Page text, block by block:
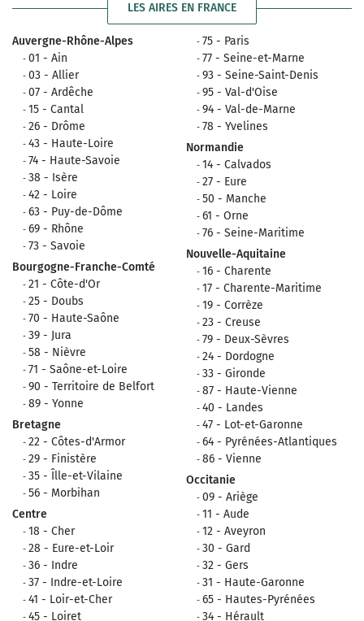
LES AIRES EN FRANCE
Auvergne-Rhône-Alpes
01 - Ain
03 - Allier
07 - Ardêche
15 - Cantal
26 - Drôme
43 - Haute-Loire
74 - Haute-Savoie
38 - Isère
42 - Loire
63 - Puy-de-Dôme
69 - Rhône
73 - Savoie
Bourgogne-Franche-Comté
21 - Côte-d'Or
25 - Doubs
70 - Haute-Saône
39 - Jura
58 - Nièvre
71 - Saône-et-Loire
90 - Territoire de Belfort
89 - Yonne
Bretagne
22 - Côtes-d'Armor
29 - Finistère
35 - Îlle-et-Vilaine
56 - Morbihan
Centre
18 - Cher
28 - Eure-et-Loir
36 - Indre
37 - Indre-et-Loire
41 - Loir-et-Cher
45 - Loiret
75 - Paris
77 - Seine-et-Marne
93 - Seine-Saint-Denis
95 - Val-d'Oise
94 - Val-de-Marne
78 - Yvelines
Normandie
14 - Calvados
27 - Eure
50 - Manche
61 - Orne
76 - Seine-Maritime
Nouvelle-Aquitaine
16 - Charente
17 - Charente-Maritime
19 - Corrèze
23 - Creuse
79 - Deux-Sèvres
24 - Dordogne
33 - Gironde
87 - Haute-Vienne
40 - Landes
47 - Lot-et-Garonne
64 - Pyrénées-Atlantiques
86 - Vienne
Occitanie
09 - Ariège
11 - Aude
12 - Aveyron
30 - Gard
32 - Gers
31 - Haute-Garonne
65 - Hautes-Pyrénées
34 - Hérault